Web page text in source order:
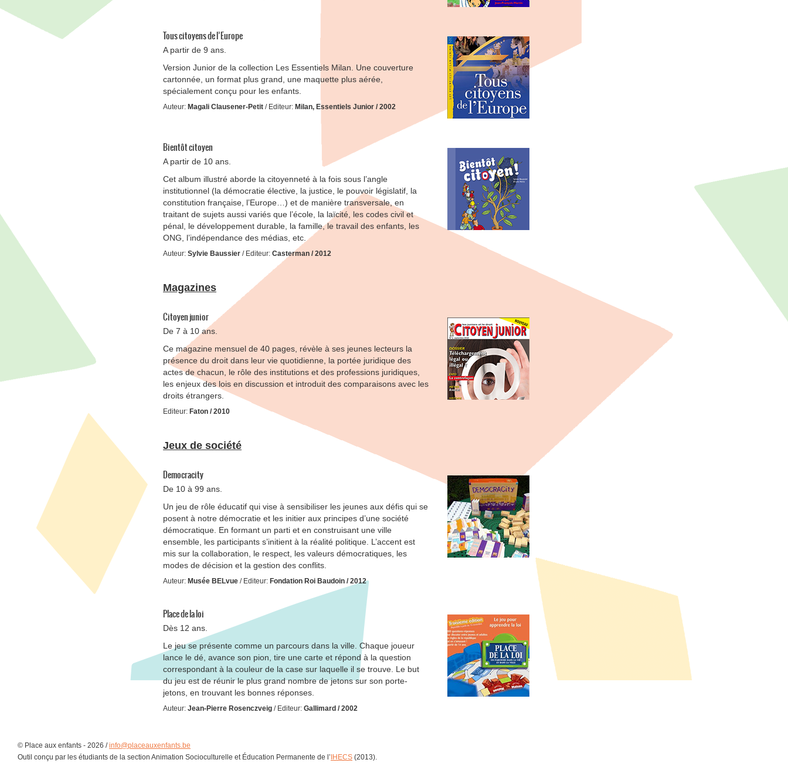
Tous citoyens de l’Europe
A partir de 9 ans.
Version Junior de la collection Les Essentiels Milan. Une couverture
cartonnée, un format plus grand, une maquette plus aérée,
spécialement conçu pour les enfants.
Auteur: Magali Clausener-Petit / Editeur: Milan, Essentiels Junior / 2002
Bientôt citoyen
A partir de 10 ans.
Cet album illustré aborde la citoyenneté à la fois sous l’angle
institutionnel (la démocratie élective, la justice, le pouvoir législatif, la
constitution française, l’Europe…) et de manière transversale, en
traitant de sujets aussi variés que l’école, la laïcité, les codes civil et
pénal, le développement durable, la famille, le travail des enfants, les
ONG, l’indépendance des médias, etc.
Auteur: Sylvie Baussier / Editeur: Casterman / 2012
Magazines
Citoyen junior
De 7 à 10 ans.
Ce magazine mensuel de 40 pages, révèle à ses jeunes lecteurs la
présence du droit dans leur vie quotidienne, la portée juridique des
actes de chacun, le rôle des institutions et des professions juridiques,
les enjeux des lois en discussion et introduit des comparaisons avec les
droits étrangers.
Editeur: Faton / 2010
Jeux de société
Democracity
De 10 à 99 ans.
Un jeu de rôle éducatif qui vise à sensibiliser les jeunes aux défis qui se
posent à notre démocratie et les initier aux principes d’une société
démocratique. En formant un parti et en construisant une ville
ensemble, les participants s’initient à la réalité politique. L’accent est
mis sur la collaboration, le respect, les valeurs démocratiques, les
modes de décision et la gestion des conflits.
Auteur: Musée BELvue / Editeur: Fondation Roi Baudoin / 2012
Place de la loi
Dès 12 ans.
Le jeu se présente comme un parcours dans la ville. Chaque joueur
lance le dé, avance son pion, tire une carte et répond à la question
correspondant à la couleur de la case sur laquelle il se trouve. Le but
du jeu est de réunir le plus grand nombre de jetons sur son porte-
jetons, en trouvant les bonnes réponses.
Auteur: Jean-Pierre Rosenczveig / Editeur: Gallimard / 2002
© Place aux enfants - 2026 /info@placeauxenfants.be
Outil conçu par les étudiants de la section Animation Socioculturelle et Éducation Permanente de l’ IHECS (2013).